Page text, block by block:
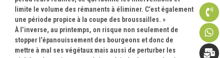
limite le volume des rémanents à éliminer. C’est également
une période propice à la coupe des broussailles. »
À l’inverse, au printemps, on risque non seulement de
stopper l’épanouissement des bourgeons et donc de
mettre à mal ses végétaux mais aussi de perturber les